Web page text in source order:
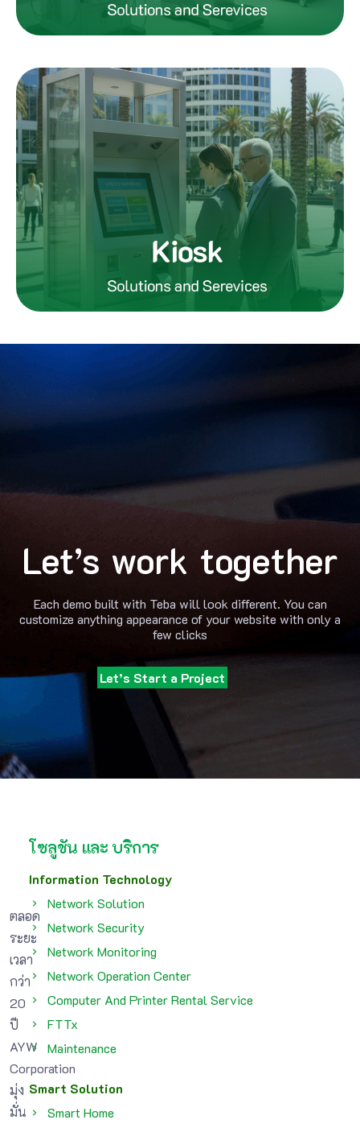
Let’s Start a Project
Let’s work together
Each demo built with Teba will look different. You can
customize anything appearance of your website with only a
few clicks
ตลอด
ระยะ
เวลา
กว่า
20
ปี
AYW
Corporation
มุ่ง
มั่น
โซลูชัน และ บริการ
Information Technology
Network Solution
Network Security
Network Monitoring
Network Operation Center
Computer And Printer Rental Service
FTTx
Maintenance
Smart Solution
Smart Home